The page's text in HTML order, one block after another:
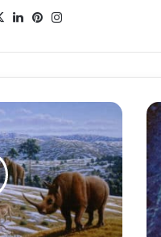
X LinkedInPinterest
de
la